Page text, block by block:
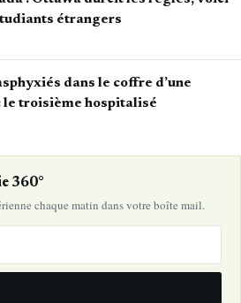
étrangers
dans le coffre d’une
troisième hospitalisé
360°
chaque matin dans votre boîte mail.